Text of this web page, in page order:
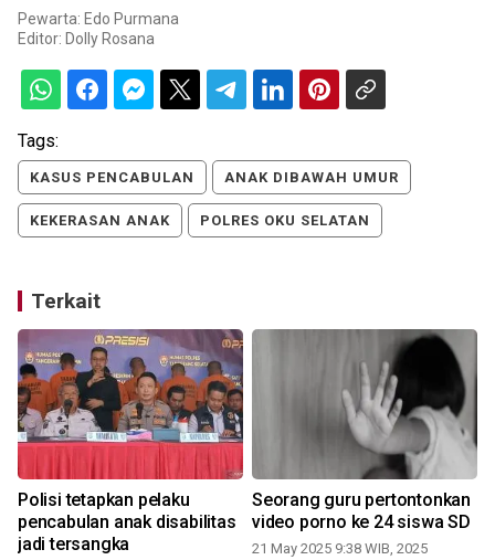
Pewarta: Edo Purmana
Editor: Dolly Rosana
Tags:
KASUS PENCABULAN ANAK DIBAWAH UMUR
KEKERASAN ANAK POLRES OKU SELATAN
Terkait
Polisi tetapkan pelaku
pencabulan anak disabilitas
jadi tersangka
Seorang guru pertontonkan
video porno ke 24 siswa SD
21 May 2025 9:38 WIB, 2025